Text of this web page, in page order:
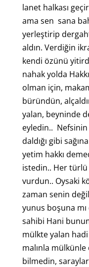
lanet halkası
ama sen sana
yerleştirip
aldın. Verdiğin
kendi özünü
nahak yolda
olman için,
büründün,
yalan, beyninde
eyledin..
daldığı gibi
yetim hakkı
istedin.. Her
vurdun.. Oysaki
zaman senin
yunus boşuna
sahibi Hani
mülkte yalan
malınla
bilmedin,